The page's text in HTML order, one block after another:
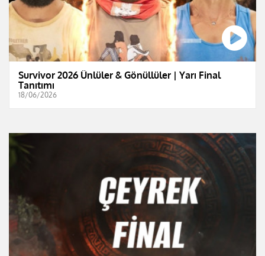
Survivor 2026 Ünlüler & Gönüllüler | Yarı Final
Tanıtımı
18/06/2026